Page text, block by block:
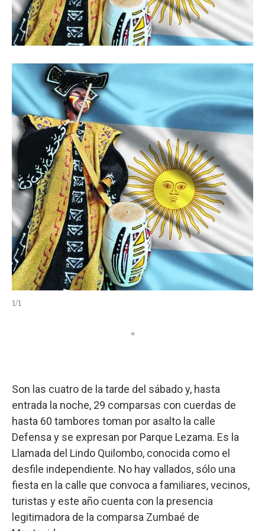
1/1
Son las cuatro de la tarde del sábado y, hasta
entrada la noche, 29 comparsas con cuerdas de
hasta 60 tambores toman por asalto la calle
Defensa y se expresan por Parque Lezama. Es la
Llamada del Lindo Quilombo, conocida como el
desfile independiente. No hay vallados, sólo una
fiesta en la calle que convoca a familiares, vecinos,
turistas y este año cuenta con la presencia
legitimadora de la comparsa Zumbaé de